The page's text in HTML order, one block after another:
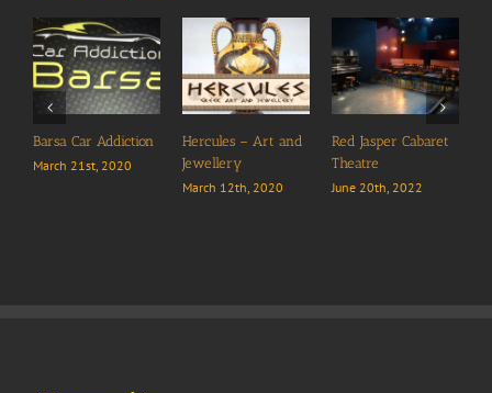
– Art and
Red Jasper Cabaret
Theatre
June 20th, 2022
Celestyal